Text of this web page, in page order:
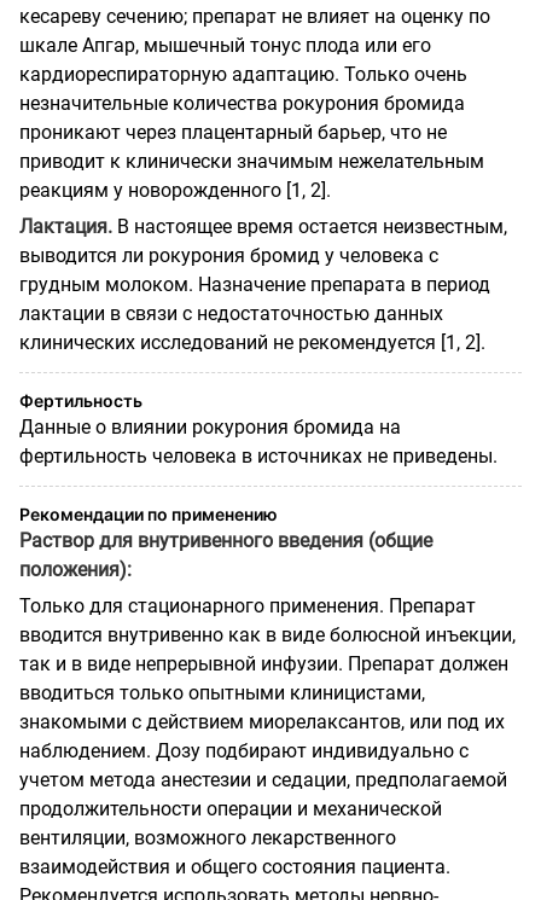
кесареву сечению; препарат не влияет на оценку по
шкале Апгар, мышечный тонус плода или его
кардиореспираторную адаптацию. Только очень
незначительные количества рокурония бромида
проникают через плацентарный барьер, что не
приводит к клинически значимым нежелательным
реакциям у новорожденного [1, 2].
Лактация. В настоящее время остается неизвестным,
выводится ли рокурония бромид у человека с
грудным молоком. Назначение препарата в период
лактации в связи с недостаточностью данных
клинических исследований не рекомендуется [1, 2].
Фертильность
Данные о влиянии рокурония бромида на
фертильность человека в источниках не приведены.
Рекомендации по применению
Раствор для внутривенного введения (общие
положения):
Только для стационарного применения. Препарат
вводится внутривенно как в виде болюсной инъекции,
так и в виде непрерывной инфузии. Препарат должен
вводиться только опытными клиницистами,
знакомыми с действием миорелаксантов, или под их
наблюдением. Дозу подбирают индивидуально с
учетом метода анестезии и седации, предполагаемой
продолжительности операции и механической
вентиляции, возможного лекарственного
взаимодействия и общего состояния пациента.